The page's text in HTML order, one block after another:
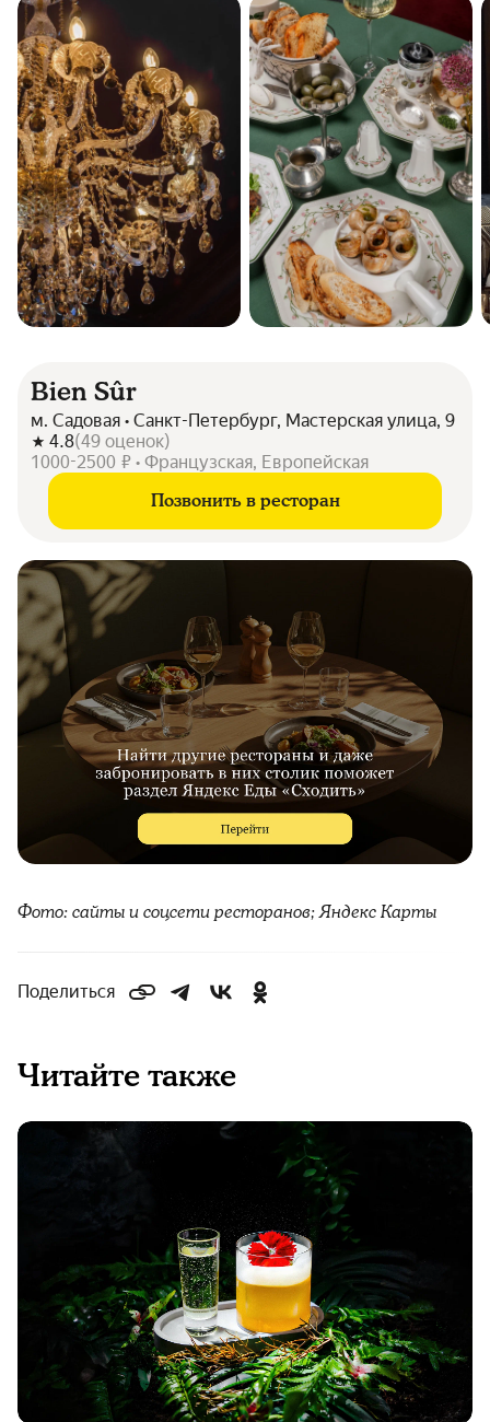
Bien Sûr
м. Садовая • Санкт-Петербург, Мастерская улица, 9
4.8(49 оценок)
1000-2500 ₽ • Французская, Европейская
Позвонить в ресторан
Фото: сайты и соцсети ресторанов; Яндекс Карты
Поделиться
Читайте также